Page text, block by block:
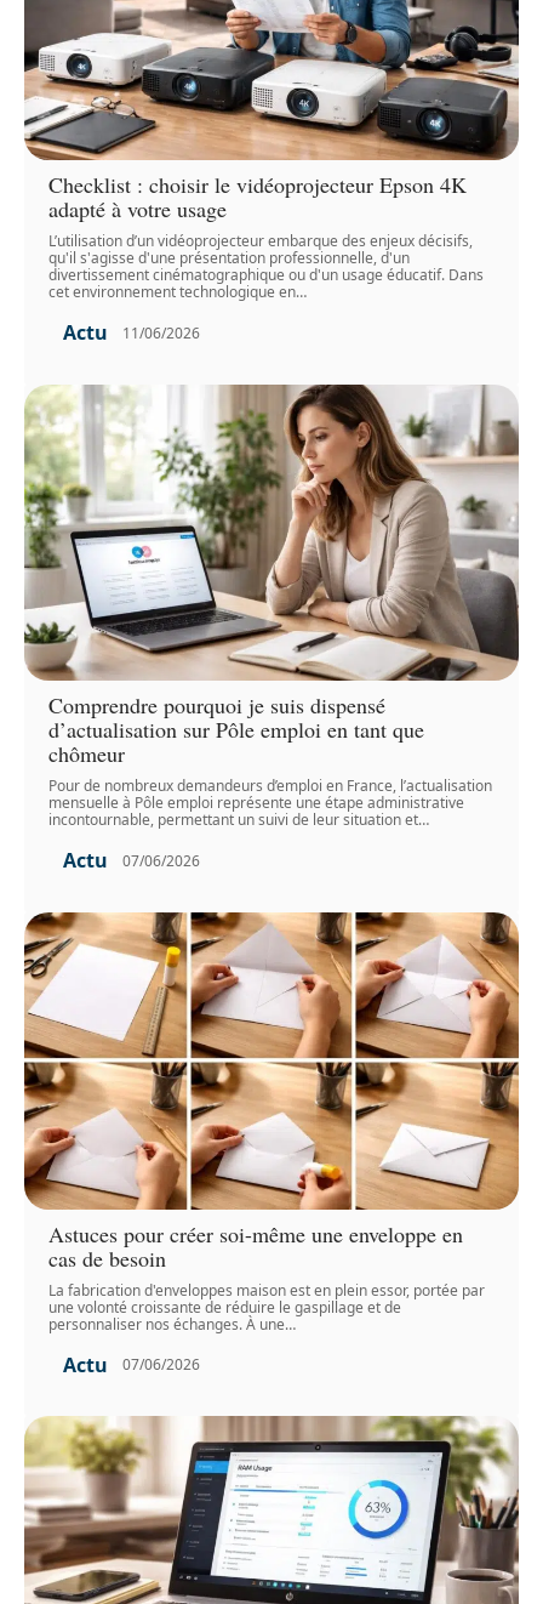
Checklist : choisir le vidéoprojecteur Epson 4K
adapté à votre usage
L’utilisation d’un vidéoprojecteur embarque des enjeux décisifs,
qu'il s'agisse d'une présentation professionnelle, d'un
divertissement cinématographique ou d'un usage éducatif. Dans
cet environnement technologique en…
Actu 11/06/2026
Comprendre pourquoi je suis dispensé
d’actualisation sur Pôle emploi en tant que
chômeur
Pour de nombreux demandeurs d’emploi en France, l’actualisation
mensuelle à Pôle emploi représente une étape administrative
incontournable, permettant un suivi de leur situation et…
Actu 07/06/2026
Astuces pour créer soi-même une enveloppe en
cas de besoin
La fabrication d'enveloppes maison est en plein essor, portée par
une volonté croissante de réduire le gaspillage et de
personnaliser nos échanges. À une…
Actu 07/06/2026